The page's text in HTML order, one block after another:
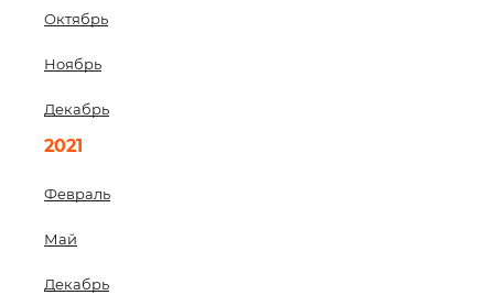
Октябрь
Ноябрь
Декабрь
2021
Февраль
Май
Декабрь